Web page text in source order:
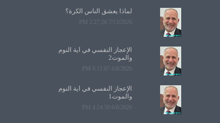
لماذا يعشق الناس الكرة؟
7/13/2026 2:27:26 PM
الإعجاز النفسي في آية النوم
والموت2
6/8/2026 6:11:07 PM
الإعجاز النفسي في آية النوم
والموت1
6/6/2026 4:24:58 PM